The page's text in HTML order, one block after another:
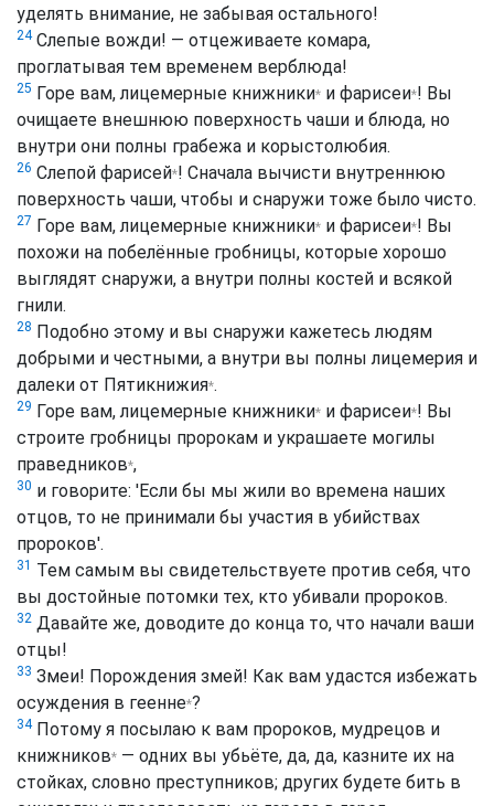
уделять внимание, не забывая остального!
24Слепые вожди! — отцеживаете комара,
проглатывая тем временем верблюда!
25 Горе вам, лицемерные книжники* и фарисеи*! Вы
очищаете внешнюю поверхность чаши и блюда, но
внутри они полны грабежа и корыстолюбия.
26 Слепой фарисей*! Сначала вычисти внутреннюю
поверхность чаши, чтобы и снаружи тоже было чисто.
27 Горе вам, лицемерные книжники* и фарисеи*! Вы
похожи на побелённые гробницы, которые хорошо
выглядят снаружи, а внутри полны костей и всякой
гнили.
28 Подобно этому и вы снаружи кажетесь людям
добрыми и честными, а внутри вы полны лицемерия и
далеки от Пятикнижия*.
29 Горе вам, лицемерные книжники* и фарисеи*! Вы
строите гробницы пророкам и украшаете могилы
праведников*,
30 и говорите: 'Если бы мы жили во времена наших
отцов, то не принимали бы участия в убийствах
пророков'.
31 Тем самым вы свидетельствуете против себя, что
вы достойные потомки тех, кто убивали пророков.
32 Давайте же, доводите до конца то, что начали ваши
отцы!
33 Змеи! Порождения змей! Как вам удастся избежать
осуждения в геенне*?
34Потому я посылаю к вам пророков, мудрецов и
книжников* — одних вы убьёте, да, да, казните их на
стойках, словно преступников; других будете бить в